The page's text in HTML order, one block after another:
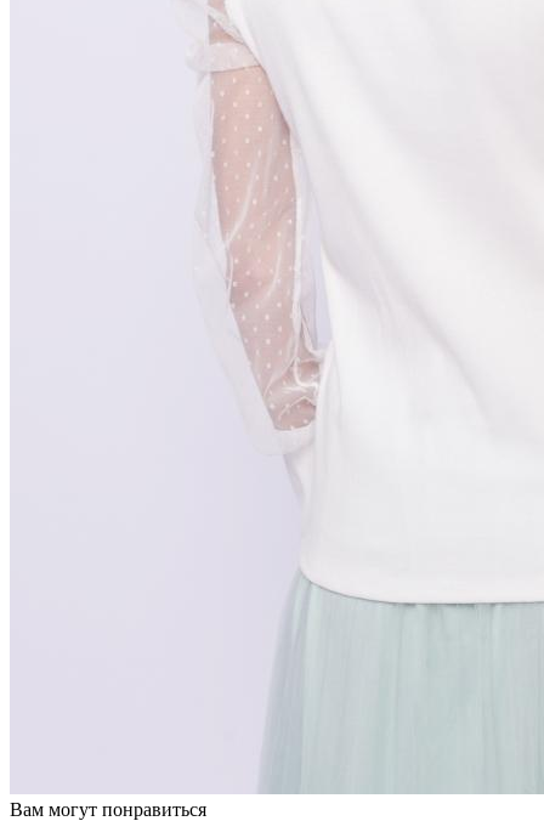
Вам могут понравиться